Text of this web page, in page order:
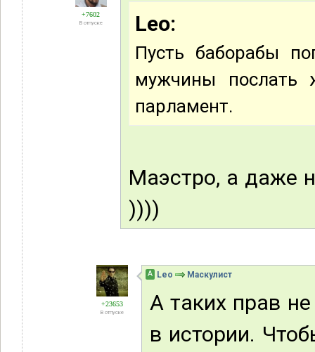
+7602
В отпуске Leo:
Пусть баборабы
мужчины послать
парламент.
Маэстро, а даже
))))
+23653
В отпуске
А Leo Маскулист
А таких прав
в истории.